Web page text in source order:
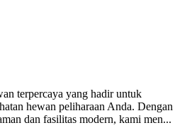
terpercaya yang hadir untuk
hewan peliharaan Anda. Dengan
dan fasilitas modern, kami men...